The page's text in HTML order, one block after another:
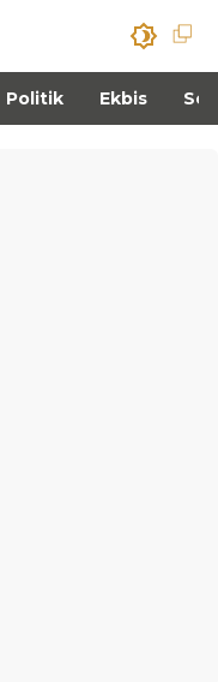
Politik Ekbis